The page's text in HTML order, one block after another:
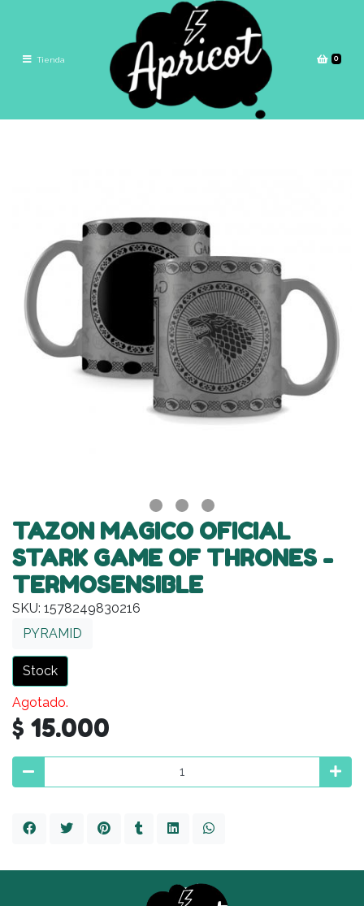
Tienda 0
TAZON MAGICO OFICIAL
STARK GAME OF THRONES -
TERMOSENSIBLE
SKU: 1578249830216
PYRAMID
Stock
Agotado.
$ 15.000